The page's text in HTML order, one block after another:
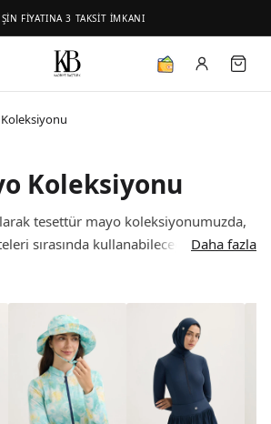
FİYATINA 3 TAKSİT İMKANI
Koleksiyonu
tesettür mayo koleksiyonumuzda,
sırasında kullanabileceğiniz zarif ve
ve hızlı kuruyan polyamid gibi
üretilmiştir. Her detayı özenle
Baştürk mayo modelleri stilinizi
konfor sunmayı hedefleyerek
kuruyan kumaş yapısı sayesinde ıslaklık
Daha fazla